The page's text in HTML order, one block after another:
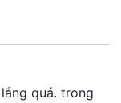
quá. trong